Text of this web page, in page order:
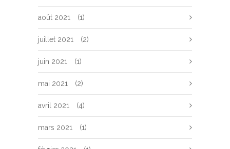
août 2021 (1)
juillet 2021 (2)
juin 2021 (1)
mai 2021 (2)
avril 2021 (4)
mars 2021 (1)